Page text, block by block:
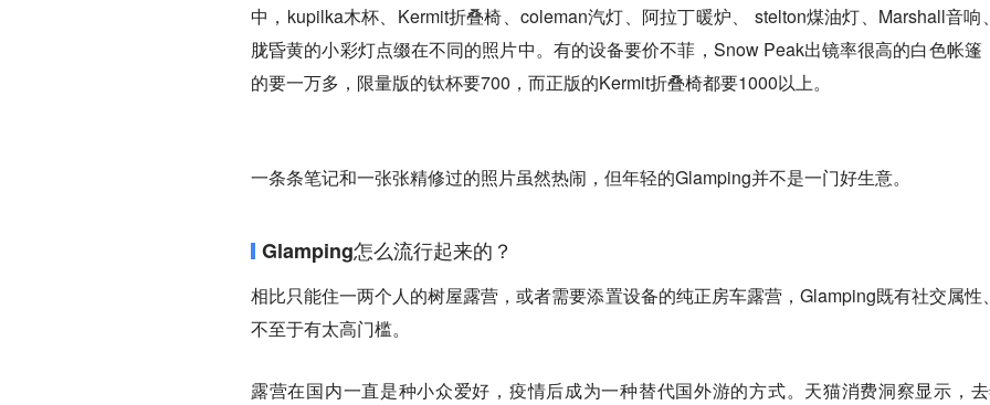
中，kupilka木杯、Kermit折叠椅、coleman汽灯、阿拉丁暖炉、 stelton煤油灯、Marshall音响
胧昏黄的小彩灯点缀在不同的照片中。有的设备要价不菲，Snow Peak出镜率很高的白色帐篷
的要一万多，限量版的钛杯要700，而正版的Kermit折叠椅都要1000以上。
一条条笔记和一张张精修过的照片虽然热闹，但年轻的Glamping并不是一门好生意。
Glamping怎么流行起来的？
相比只能住一两个人的树屋露营，或者需要添置设备的纯正房车露营，Glamping既有社交属性
不至于有太高门槛。
露营在国内一直是种小众爱好，疫情后成为一种替代国外游的方式。天猫消费洞察显示，